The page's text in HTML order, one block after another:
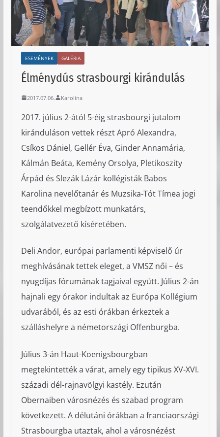
ESEMÉNYEK GALÉRIA
Élménydús strasbourgi kirándulás
2017.07.06. Karolina
2017. július 2-ától 5-éig strasbourgi jutalom
kiránduláson vettek részt Apró Alexandra,
Csíkos Dániel, Gellér Éva, Ginder Annamária,
Kálmán Beáta, Kemény Orsolya, Pletikoszity
Árpád és Slezák Lázár kollégisták Babos
Karolina nevelőtanár és Muzsika-Tót Tímea jogi
teendőkkel megbízott munkatárs,
szolgálatvezető kíséretében.
Deli Andor, európai parlamenti képviselő úr
meghívásának tettek eleget, a VMSZ női – és
nyugdíjas fórumának tagjaival együtt. Július 2-án
hajnali egy órakor indultak az Európa Kollégium
udvarából, és az esti órákban érkeztek a
szálláshelyre a németországi Offenburgba.
Július 3-án Haut-Koenigsbourgban
megtekintették a várat, amely egy tipikus XV-XVI.
századi dél-rajnavölgyi kastély. Ezután
Obernaiben városnézés és szabad program
következett. A délutáni órákban a franciaországi
Strasbourgba utaztak, ahol a városnézést